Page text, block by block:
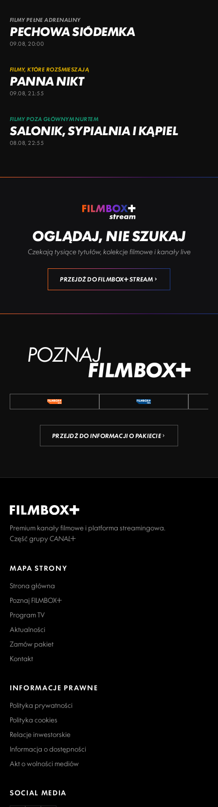
FILMY PEŁNE ADRENALINY
PECHOWA SIÓDEMKA
09.08, 20:00
FILMY, KTÓRE ROZŚMIESZAJĄ
PANNA NIKT
09.08, 21:55
FILMY POZA GŁÓWNYM NURTEM
SALONIK, SYPIALNIA I KĄPIEL
08.08, 22:55
OGLĄDAJ, NIE SZUKAJ
Czekają tysiące tytułów, kolekcje filmowe i kanały live
PRZEJDŹ DO FILMBOX+ STREAM
POZNAJ
FILMBOX+
PRZEJDŹ DO INFORMACJI O PAKIECIE
Premium kanały filmowe i platforma streamingowa.
Część grupy CANAL+
MAPA STRONY
Strona główna
Poznaj FILMBOX+
Program TV
Aktualności
Zamów pakiet
Kontakt
INFORMACJE PRAWNE
Polityka prywatności
Polityka cookies
Relacje inwestorskie
Informacja o dostępności
Akt o wolności mediów
SOCIAL MEDIA